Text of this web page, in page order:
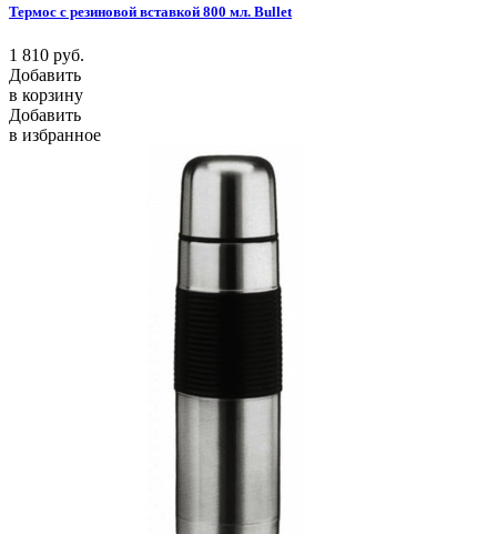
Термос с резиновой вставкой 800 мл. Bullet
1 810 руб.
Добавить
в корзину
Добавить
в избранное